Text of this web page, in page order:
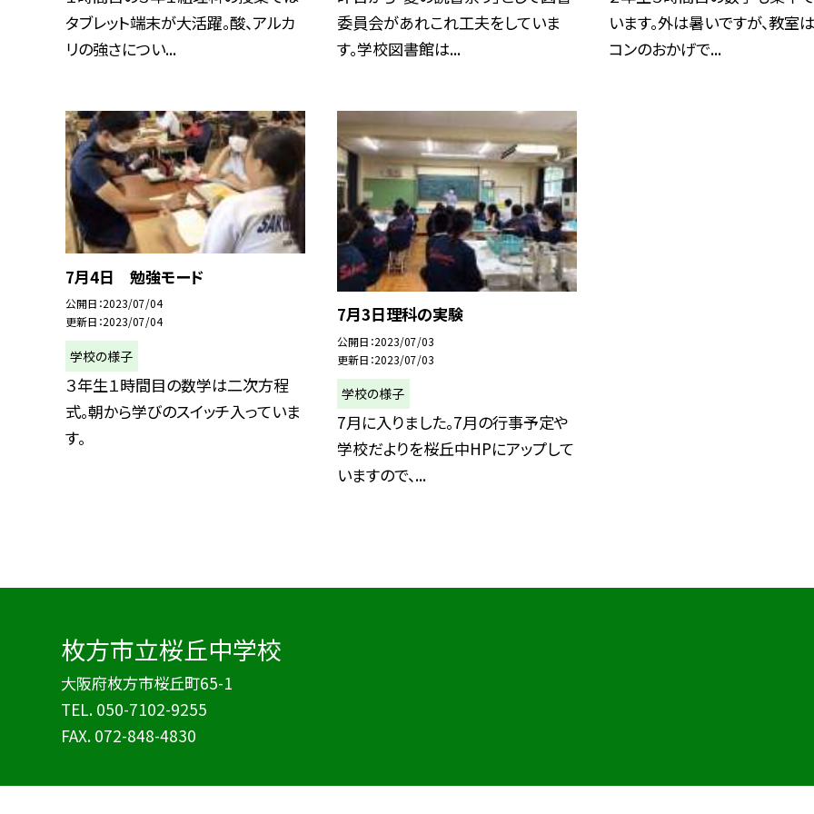
タブレット端末が大活躍。酸、アルカ
リの強さについ...
委員会があれこれ工夫をしていま
す。学校図書館は...
います。外は暑いですが、教室
コンのおかげで...
7月4日 勉強モード
公開日 2023/07/04
更新日 2023/07/04
学校の様子
３年生１時間目の数学は二次方程
式。朝から学びのスイッチ入っていま
す。
7月3日理科の実験
公開日 2023/07/03
更新日 2023/07/03
学校の様子
7月に入りました。7月の行事予定や
学校だよりを桜丘中HPにアップして
いますので、...
枚方市立桜丘中学校
大阪府枚方市桜丘町65-1
TEL. 050-7102-9255
FAX. 072-848-4830